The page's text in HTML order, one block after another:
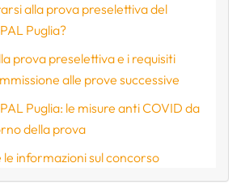
alla prova preselettiva del
Puglia?
prova preselettiva e i requisiti
alle prove successive
Puglia: le misure anti COVID da
della prova
le informazioni sul concorso